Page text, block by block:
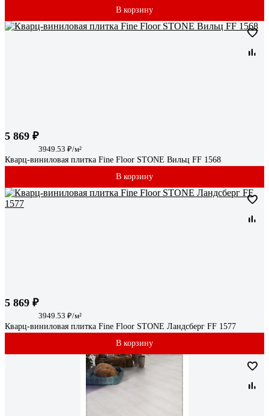
В корзину
5 869 ₽
3949.53 ₽/м²
Кварц-виниловая плитка Fine Floor STONE Вильц FF 1568
В корзину
5 869 ₽
3949.53 ₽/м²
Кварц-виниловая плитка Fine Floor STONE Ландсберг FF 1577
В корзину